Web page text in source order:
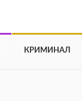
КРИМИНАЛ